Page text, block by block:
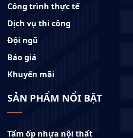
Công trình thực tế
Dịch vụ thi công
Đội ngũ
Báo giá
Khuyến mãi
SẢN PHẨM NỔI BẬT
Tấm ốp nhựa nội thất